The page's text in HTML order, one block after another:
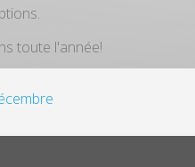
toute l'année!